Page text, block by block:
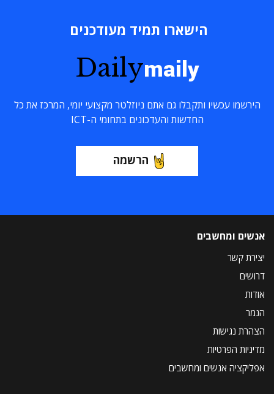
הישארו תמיד מעודכנים
Dailymaily
הירשמו עכשיו ותקבלו גם אתם ניוזלטר מקצועי יומי, המרכז את כל
החדשות והעדכונים בתחומי ה-ICT
הרשמה
אנשים ומחשבים
יצירת קשר
דרושים
אודות
הנמר
הצהרת נגישות
מדיניות הפרטיות
אפליקציה אנשים ומחשבים